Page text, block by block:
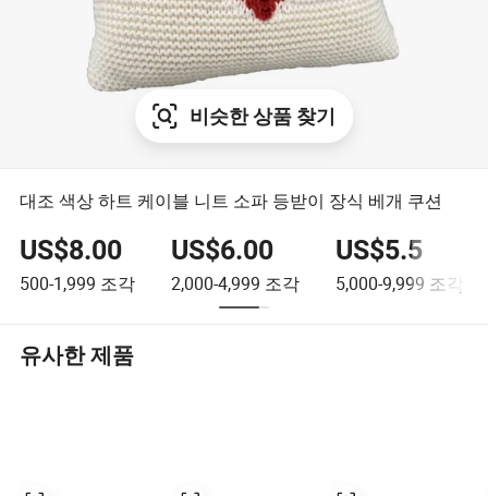
비슷한 상품 찾기
대조 색상 하트 케이블 니트 소파 등받이 장식 베개 쿠션
US$8.00
500-1,999 조각
US$6.00
2,000-4,999 조각
US$5.5
5,000-9,999 조각
유사한 제품